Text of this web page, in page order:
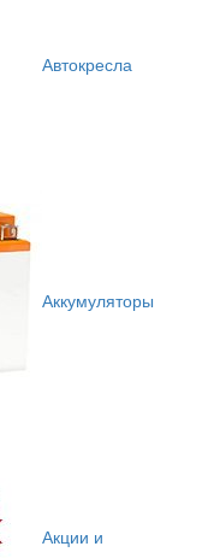
Автокресла
Аккумуляторы
Акции и